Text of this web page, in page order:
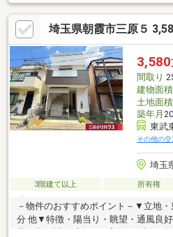
埼玉県朝霞市三原５
3,580
間取り
建物面積
土地面積
築年月
東武
その他の交
埼玉
3階建て以上 所有権
－物件のおすすめポイント－▼立地
分 他▼特徴・陽当り・眺望・通風良好